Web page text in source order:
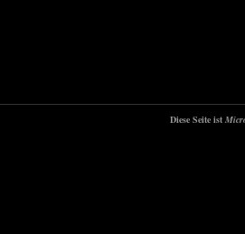
Diese Seite ist